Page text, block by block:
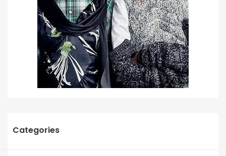
Categories